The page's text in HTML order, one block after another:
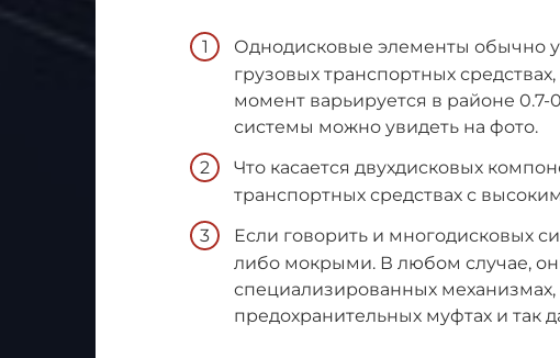
Однодисковые элементы обычно
грузовых транспортных
момент варьируется в районе
системы можно увидеть на фото.
Что касается двухдисковых
транспортных средствах с
Если говорить и многодисковых
либо мокрыми. В любом случае,
специализированных механизмах,
предохранительных муфтах и так